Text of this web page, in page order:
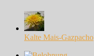
Kalte Mais-Gazpacho